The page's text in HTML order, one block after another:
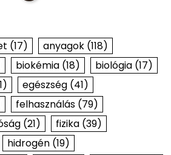
(17) anyagok(118)
biokémia(18) biológia(17)
egészség(41)
felhasználás(79)
(21) fizika(39)
hidrogén(19)